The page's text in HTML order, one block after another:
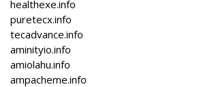
healthexe.info
puretecx.info
tecadvance.info
aminityio.info
amiolahu.info
ampacheme.info